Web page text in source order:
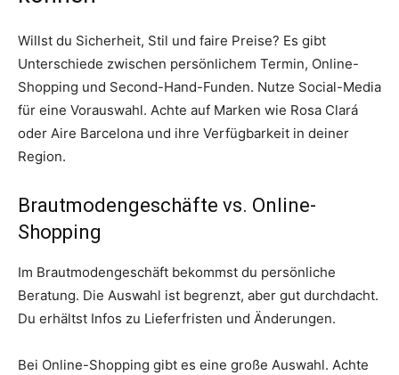
Willst du Sicherheit, Stil und faire Preise? Es gibt
Unterschiede zwischen persönlichem Termin, Online-
Shopping und Second-Hand-Funden. Nutze Social-Media
für eine Vorauswahl. Achte auf Marken wie Rosa Clará
oder Aire Barcelona und ihre Verfügbarkeit in deiner
Region.
Brautmodengeschäfte vs. Online-
Shopping
Im Brautmodengeschäft bekommst du persönliche
Beratung. Die Auswahl ist begrenzt, aber gut durchdacht.
Du erhältst Infos zu Lieferfristen und Änderungen.
Bei Online-Shopping gibt es eine große Auswahl. Achte